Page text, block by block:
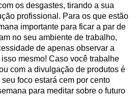
os desgastes, tirando a sua
profissional. Para os que estão
importante para ficar a par de
no seu ambiente de trabalho,
de apenas observar a
mesmo! Caso você trabalhe
com a divulgação de produtos é
foco estará cem por cento
para meditar sobre o futuro